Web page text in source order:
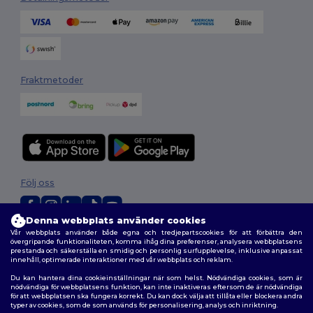
Fraktmetoder
2026. Alla rättigheter förbehållna
Allmänna Villkor|Anpassad policy |Integritetspolicy|Policy för cookies
|Karta över webbplatsen
Följ oss
Denna webbplats använder cookies
Vår webbplats använder både egna och tredjepartscookies för att förbättra den
övergripande funktionaliteten, komma ihåg dina preferenser, analysera webbplatsens
prestanda och säkerställa en smidig och personlig surfupplevelse, inklusive anpassat
innehåll, optimerade interaktioner med vår webbplats och reklam.
Du kan hantera dina cookieinställningar när som helst. Nödvändiga cookies, som är
nödvändiga för webbplatsens funktion, kan inte inaktiveras eftersom de är nödvändiga
för att webbplatsen ska fungera korrekt. Du kan dock välja att tillåta eller blockera andra
typer av cookies, som de som används för personalisering, analys och inriktning.